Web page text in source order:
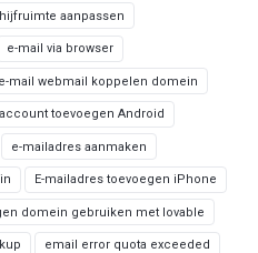
aanpassen
e-mail via browser
e-mail webmail koppelen domein
toevoegen Android
e-mailadres aanmaken
E-mailadres toevoegen iPhone
domein gebruiken met lovable
email error quota exceeded